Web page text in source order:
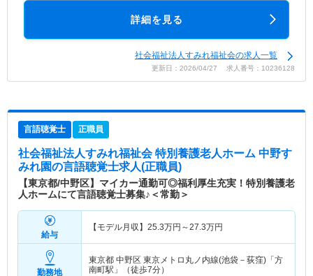
詳細を見る
社会福祉法人すみれ福祉会の求人一覧
更新日：2026/04/27 求人番号：10236128
言語聴覚士 正職員
社会福祉法人すみれ福祉会 特別養護老人ホーム 中野す
みれ園の言語聴覚士求人(正職員)
【東京都/中野区】マイカー通勤可◎福利厚生充実！特別養護老
人ホームにて言語聴覚士募集♪＜常勤＞
給与
【モデル月収】 25.3万円～27.3万円
勤務地
東京都 中野区 東京メトロ丸ノ内線(池袋－荻窪)「方
南町駅」（徒歩7分）